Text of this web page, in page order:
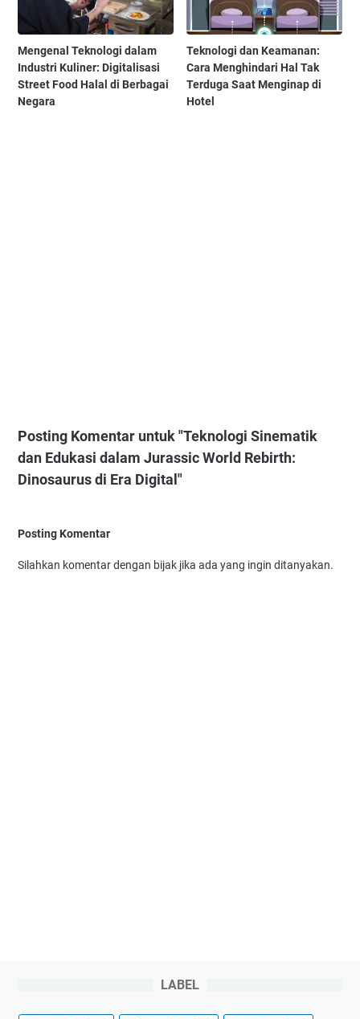
Mengenal Teknologi dalam
Industri Kuliner: Digitalisasi
Street Food Halal di Berbagai
Negara
Teknologi dan Keamanan:
Cara Menghindari Hal Tak
Terduga Saat Menginap di
Hotel
Posting Komentar untuk "Teknologi Sinematik
dan Edukasi dalam Jurassic World Rebirth:
Dinosaurus di Era Digital"
Posting Komentar
Silahkan komentar dengan bijak jika ada yang ingin ditanyakan.
LABEL